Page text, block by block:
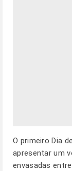
O primeiro Dia
apresentar um
envasadas